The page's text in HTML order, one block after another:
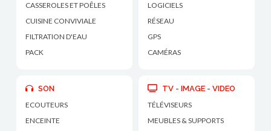
CASSEROLES ET POÊLES
CUISINE CONVIVIALE
FILTRATION D'EAU
PACK
LOGICIELS
RÉSEAU
GPS
CAMÉRAS
SON
ECOUTEURS
ENCEINTE
TV - IMAGE - VIDEO
TÉLÉVISEURS
MEUBLES & SUPPORTS